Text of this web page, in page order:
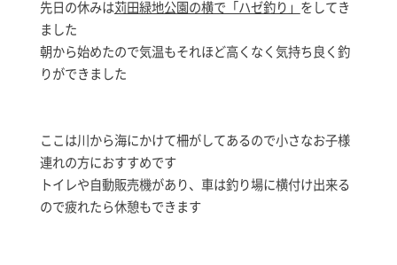
先日の休みは苅田緑地公園の横で「ハゼ釣り」 をしてき
ました
朝から始めたので気温もそれほど高くなく気持ち良く釣
りができました
ここは川から海にかけて柵がしてあるので小さなお子様
連れの方におすすめです
トイレや自動販売機があり、車は釣り場に横付け出来る
ので疲れたら休憩もできます